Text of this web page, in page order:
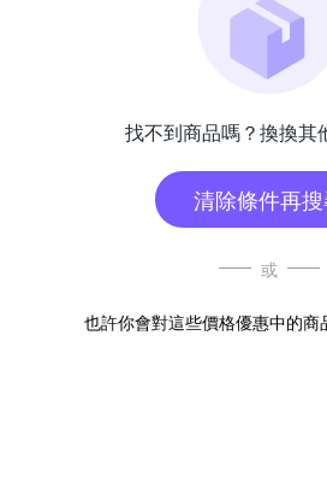
找不到商品嗎？換換其
清除條件再
或
也許你會對這些價格優惠中的商